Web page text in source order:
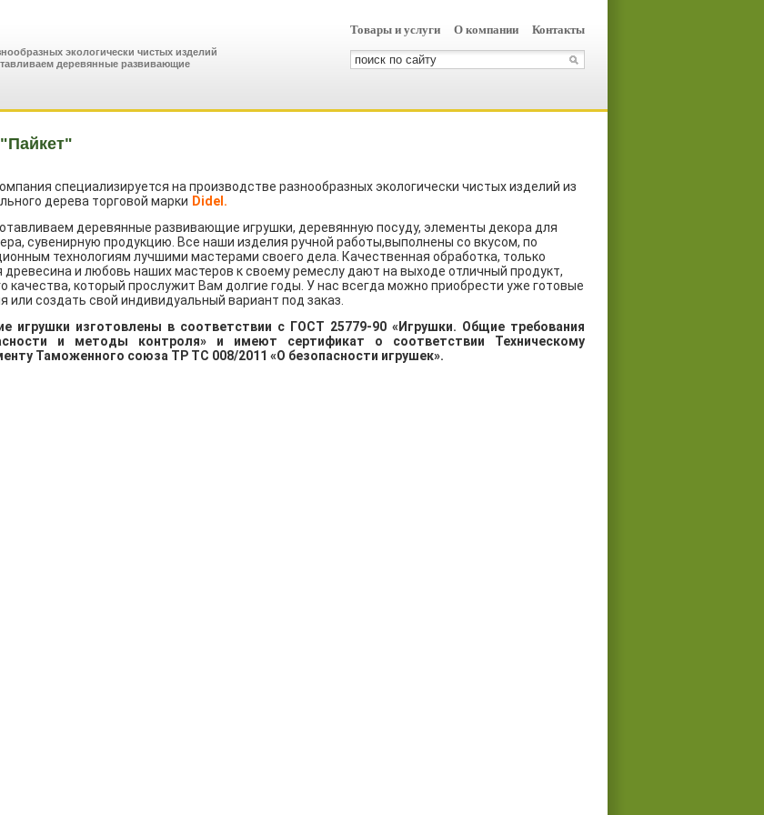
экологически чистых изделий
деревянные развивающие
Товары и услуги О компании Контакты
специализируется на производстве разнообразных экологически чистых изделий из
дерева торговой марки Didel.
деревянные развивающие игрушки, деревянную посуду, элементы декора для
сувенирную продукцию. Все наши изделия ручной работы,выполнены со вкусом, по
технологиям лучшими мастерами своего дела. Качественная обработка, только
древесина и любовь наших мастеров к своему ремеслу дают на выходе отличный продукт,
качества, который прослужит Вам долгие годы. У нас всегда можно приобрести уже готовые
или создать свой индивидуальный вариант под заказ.
игрушки изготовлены в соответствии с ГОСТ 25779-90 «Игрушки. Общие требования
и методы контроля» и имеют сертификат о соответствии Техническому
Таможенного союза ТР ТС 008/2011 «О безопасности игрушек».